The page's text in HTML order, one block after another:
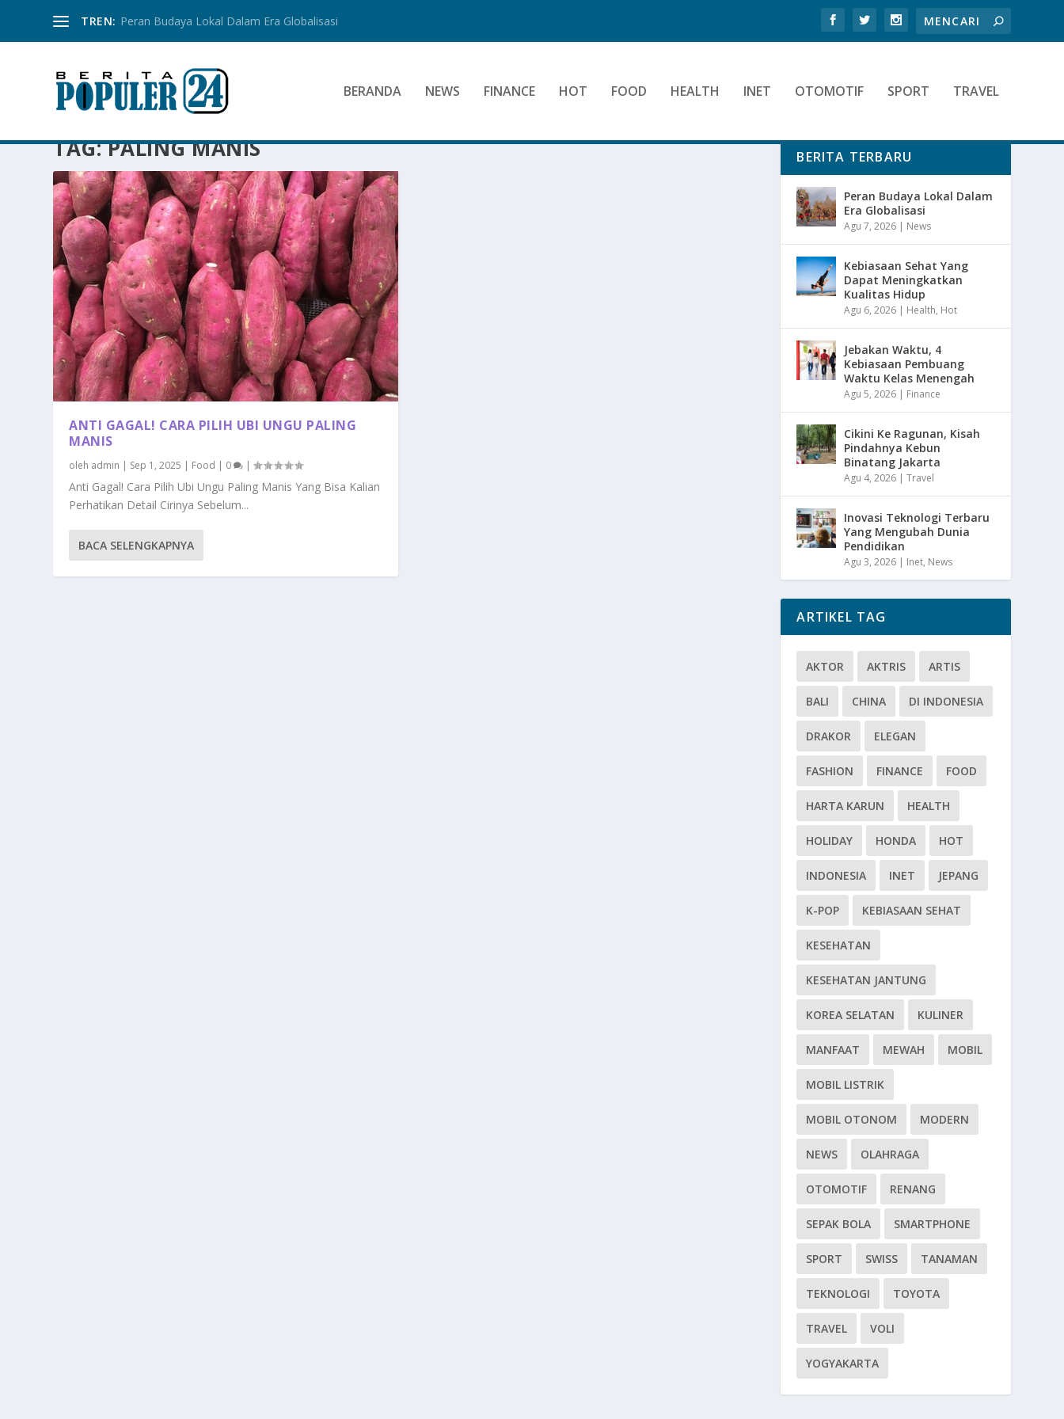
TREN: Peran Budaya Lokal Dalam Era Globalisasi
BERANDA NEWS FINANCE HOT FOOD HEALTH INET OTOMOTIF SPORT TRAVEL
TAG:PALING MANIS
ANTI GAGAL! CARA PILIH UBI UNGU PALING
MANIS
oleh admin | Sep 1, 2025 | Food | 0 |
Anti Gagal! Cara Pilih Ubi Ungu Paling Manis Yang Bisa Kalian
Perhatikan Detail Cirinya Sebelum...
BACA SELENGKAPNYA
BERITA TERBARU
Peran Budaya Lokal Dalam
Era Globalisasi
Agu 7, 2026 | News
Kebiasaan Sehat Yang
Dapat Meningkatkan
Kualitas Hidup
Agu 6, 2026 | Health, Hot
Jebakan Waktu, 4
Kebiasaan Pembuang
Waktu Kelas Menengah
Agu 5, 2026 | Finance
Cikini Ke Ragunan, Kisah
Pindahnya Kebun
Binatang Jakarta
Agu 4, 2026 |Travel
Inovasi Teknologi Terbaru
Yang Mengubah Dunia
Pendidikan
Agu 3, 2026 | Inet, News
ARTIKEL TAG
AKTOR AKTRIS ARTIS
BALI CHINA DI INDONESIA
DRAKOR ELEGAN
FASHION FINANCE FOOD
HARTA KARUN HEALTH
HOLIDAY HONDA HOT
INDONESIA INET JEPANG
K-POP KEBIASAAN SEHAT
KESEHATAN
KESEHATAN JANTUNG
KOREA SELATAN KULINER
MANFAAT MEWAH MOBIL
MOBIL LISTRIK
MOBIL OTONOM MODERN
NEWS OLAHRAGA
OTOMOTIF RENANG
SEPAK BOLA SMARTPHONE
SPORT SWISS TANAMAN
TEKNOLOGI TOYOTA
TRAVEL VOLI
YOGYAKARTA